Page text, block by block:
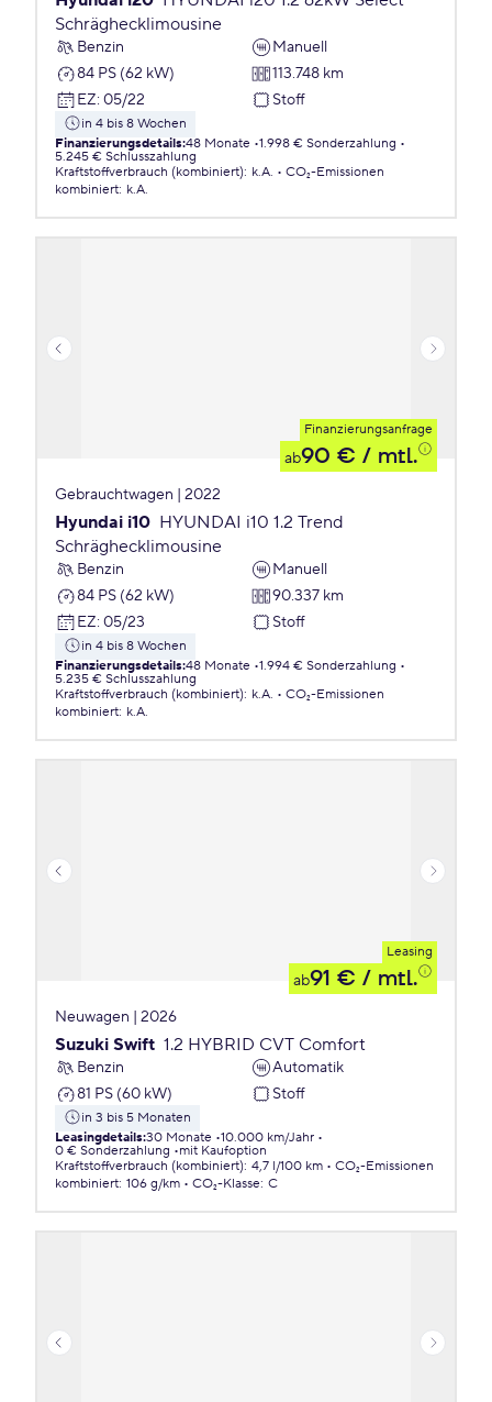
Schräghecklimousine
Benzin
Manuell
84 PS (62 kW)
113.748 km
EZ: 05/22 Stoff
in 4 bis 8 Wochen
Finanzierungsdetails:48 Monate 1.998 € Sonderzahlung
5.245 € Schlusszahlung
Kraftstoffverbrauch (kombiniert): k.A.
CO₂-Emissionen
kombiniert: k.A.
Finanzierungsanfrage
ab90 € / mtl.
Gebrauchtwagen | 2022
Hyundai i10 HYUNDAI i10 1.2 Trend
Schräghecklimousine
Benzin
Manuell
84 PS (62 kW)
90.337 km
EZ: 05/23 Stoff
in 4 bis 8 Wochen
Finanzierungsdetails:48 Monate 1.994 € Sonderzahlung
5.235 € Schlusszahlung
Kraftstoffverbrauch (kombiniert): k.A.
CO₂-Emissionen
kombiniert: k.A.
Leasing
ab91 € / mtl.
Neuwagen | 2026
Suzuki Swift 1.2 HYBRID CVT Comfort
Benzin
Automatik
81 PS (60 kW)
Stoff
in 3 bis 5 Monaten
Leasingdetails:30 Monate 10.000 km/Jahr
0 € Sonderzahlung
mit Kaufoption
Kraftstoffverbrauch (kombiniert): 4,7 l/100 km
CO₂-Emissionen
kombiniert: 106 g/km CO₂-Klasse: C